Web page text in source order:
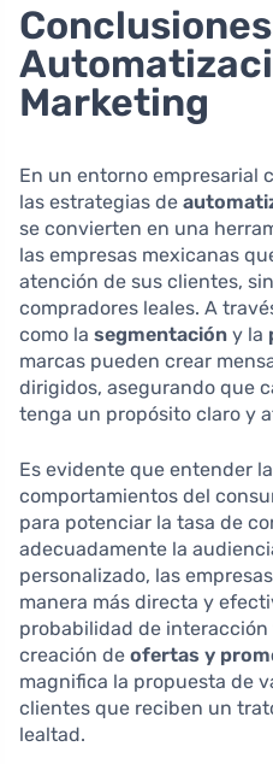
Marketing
En un entorno empresarial
las estrategias de
se convierten en una
las empresas mexicanas
atención de sus clientes,
compradores leales. A
como la segmentación y la
marcas pueden crear
dirigidos, asegurando que
tenga un propósito claro y
Es evidente que entender
comportamientos del
para potenciar la tasa de
adecuadamente la
personalizado, las
manera más directa y
probabilidad de interacción
creación de ofertas y
magnifica la propuesta de
clientes que reciben un
lealtad.